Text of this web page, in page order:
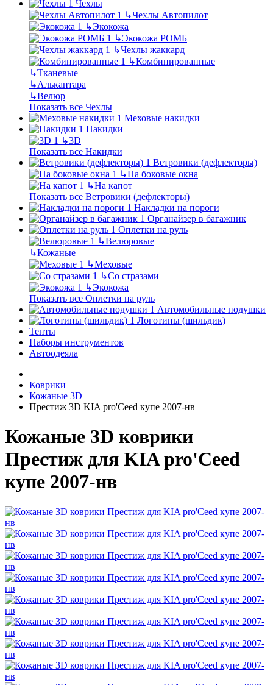
Чехлы
↳Чехлы Автопилот
↳Экокожа
↳Экокожа РОМБ
↳Чехлы жаккард
↳Комбинированные
↳Тканевые
↳Алькантара
↳Велюр
Показать все Чехлы
Меховые накидки
Накидки
↳3D
Показать все Накидки
Ветровики (дефлекторы)
↳На боковые окна
↳На капот
Показать все Ветровики (дефлекторы)
Накладки на пороги
Органайзер в багажник
Оплетки на руль
↳Велюровые
↳Кожаные
↳Меховые
↳Со стразами
↳Экокожа
Показать все Оплетки на руль
Автомобильные подушки
Логотипы (шильдик)
Тенты
Наборы инструментов
Автоодеяла
Коврики
Кожаные 3D
Престиж 3D KIA pro'Ceed купе 2007-нв
Кожаные 3D коврики
Престиж для KIA pro'Ceed
купе 2007-нв